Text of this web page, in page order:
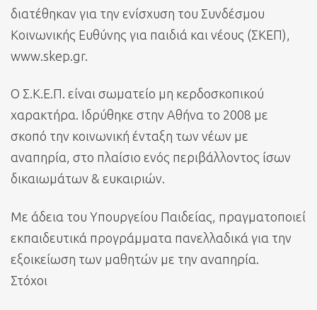
διατέθηκαν για την ενίσχυση του Συνδέσμου
Κοινωνικής Ευθύνης για παιδιά και νέους (ΣΚΕΠ),
www.skep.gr.
Ο Σ.Κ.Ε.Π. είναι σωματείο μη κερδοσκοπικού
χαρακτήρα. Ιδρύθηκε στην Αθήνα το 2008 με
σκοπό την κοινωνική ένταξη των νέων με
αναπηρία, στο πλαίσιο ενός περιβάλλοντος ίσων
δικαιωμάτων & ευκαιριών.
Με άδεια του Υπουργείου Παιδείας, πραγματοποιεί
εκπαιδευτικά προγράμματα πανελλαδικά για την
εξοικείωση των μαθητών με την αναπηρία.
Στόχοι